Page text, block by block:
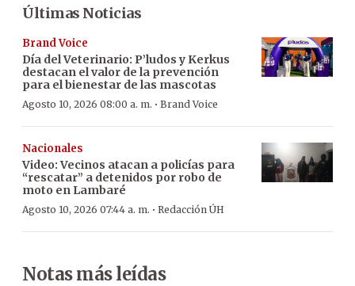
Últimas Noticias
Brand Voice
Día del Veterinario: P’ludos y Kerkus
destacan el valor de la prevención
para el bienestar de las mascotas
Agosto 10, 2026 08:00 a. m. · Brand Voice
Nacionales
Video: Vecinos atacan a policías para
“rescatar” a detenidos por robo de
moto en Lambaré
Agosto 10, 2026 07:44 a. m. · Redacción ÚH
Notas más leídas